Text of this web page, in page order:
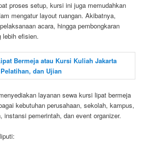
proses setup, kursi ini juga memudahkan
mengatur layout ruangan. Akibatnya,
acara, hingga pembongkaran
lebih efisien.
layanan sewa kursi lipat bermeja
kebutuhan perusahaan, sekolah, kampus,
instansi pemerintah, dan event organizer.